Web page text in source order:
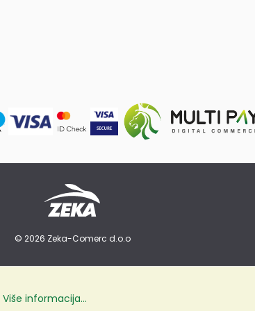
© 2026 Zeka-Comerc d.o.o
Više informacija...